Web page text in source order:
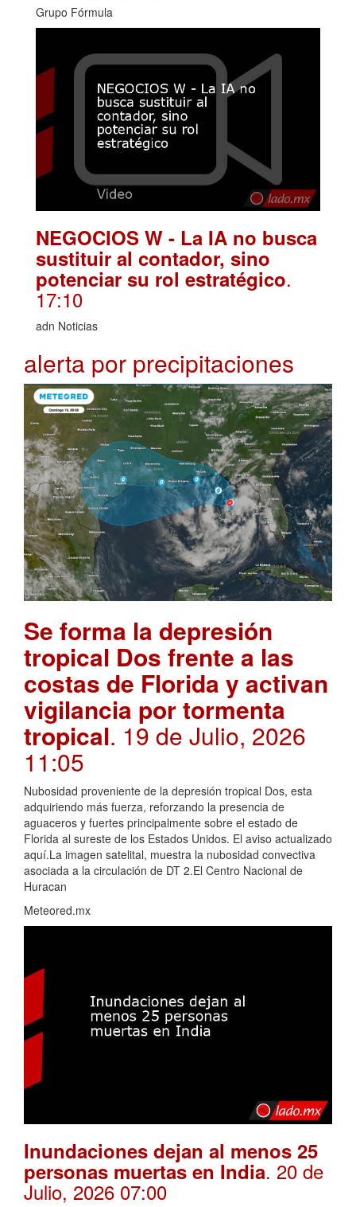
Grupo Fórmula
NEGOCIOS W - La IA no busca
sustituir al contador, sino
potenciar su rol estratégico.
17:10
adn Noticias
alerta por precipitaciones
Se forma la depresión
tropical Dos frente a las
costas de Florida y activan
vigilancia por tormenta
tropical. 19 de Julio, 2026
11:05
Nubosidad proveniente de la depresión tropical Dos, esta
adquiriendo más fuerza, reforzando la presencia de
aguaceros y fuertes principalmente sobre el estado de
Florida al sureste de los Estados Unidos. El aviso actualizado
aquí.La imagen satelital, muestra la nubosidad convectiva
asociada a la circulación de DT 2.El Centro Nacional de
Huracan
Meteored.mx
Inundaciones dejan al menos 25
personas muertas en India. 20 de
Julio, 2026 07:00